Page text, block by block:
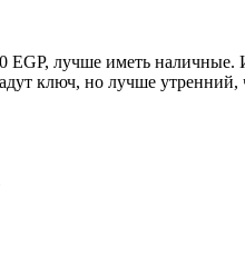
лучше иметь
ключ, но лучше утренний,